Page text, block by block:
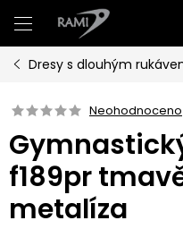
na
obsah
Dresy s dlouhým
Neohodnoceno
f189pr
metalíza